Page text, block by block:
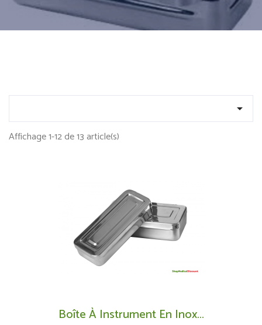

Affichage 1-12 de 13 article(s)
Boîte À Instrument En Inox...